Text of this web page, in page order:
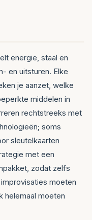
energie, staal en
en uitsturen. Elke
je aanzet, welke
middelen in
rechtstreeks met
soms
sleutelkaarten
met een
zodat zelfs
moeten
helemaal moeten